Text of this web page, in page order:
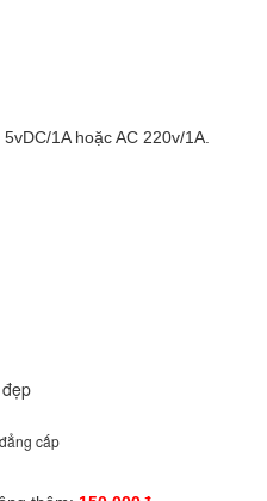
1A hoặc AC 220v/1A.
cấp